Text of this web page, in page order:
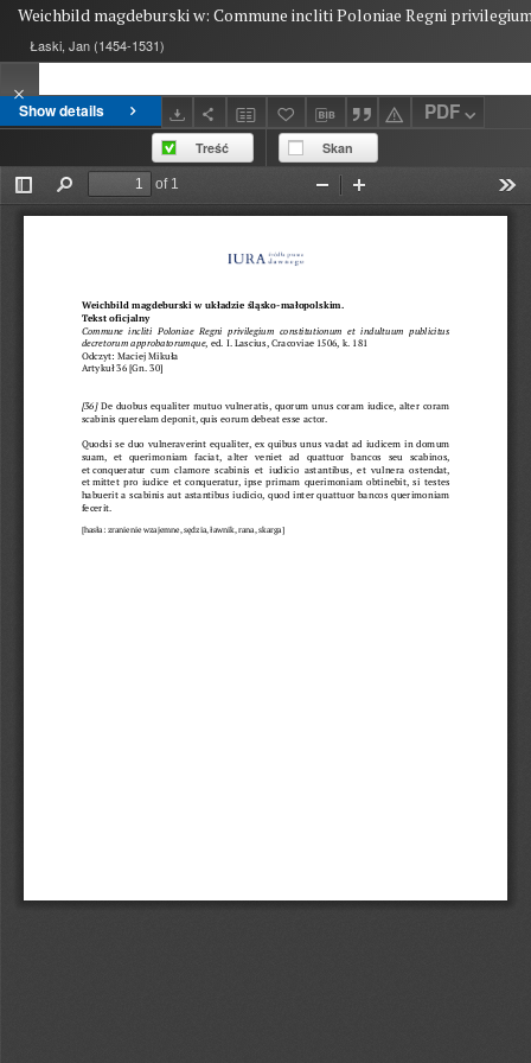
Show details PDF
Weichbild magdeburski w: Commune incliti Poloniae Regni
Łaski, Jan (1454-1531)
Treść Skan